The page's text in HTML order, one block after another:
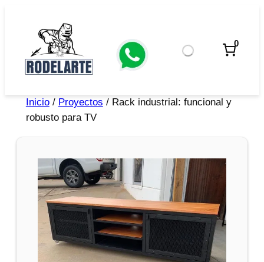
0
Inicio/ Proyectos / Rack industrial: funcional y
robusto para TV